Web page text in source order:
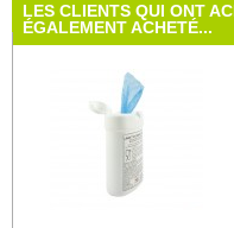
LES CLIENTS QUI ONT
ÉGALEMENT ACHETÉ...